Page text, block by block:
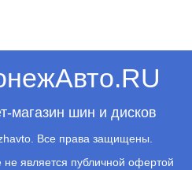
магазин шин и дисков
Все права защищены.
является публичной офертой